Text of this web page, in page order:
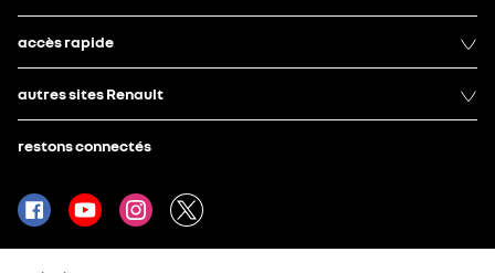
accès rapide
autres sites Renault
restons connectés